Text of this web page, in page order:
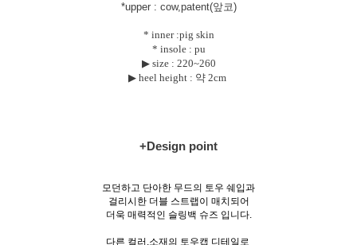
*upper : cow,patent(앞코)
* inner :pig skin
* insole : pu
▶ size : 220~260
▶ heel height : 약 2cm
+Design point
모던하고 단아한 무드의 토우 쉐입과
걸리시한 더블 스트랩이 매치되어
더욱 매력적인 슬링백 슈즈 입니다.
다른 컬러,소재의 토우캡 디테일로